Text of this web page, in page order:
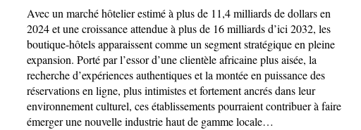
Avec un marché hôtelier estimé à plus de 11,4 milliards de dollars en
2024 et une croissance attendue à plus de 16 milliards d’ici 2032, les
boutique-hôtels apparaissent comme un segment stratégique en pleine
expansion. Porté par l’essor d’une clientèle africaine plus aisée, la
recherche d’expériences authentiques et la montée en puissance des
réservations en ligne, plus intimistes et fortement ancrés dans leur
environnement culturel, ces établissements pourraient contribuer à faire
émerger une nouvelle industrie haut de gamme locale…